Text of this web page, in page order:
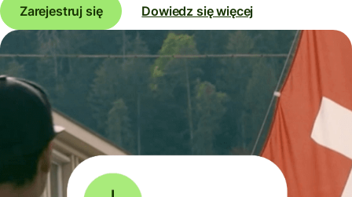
Zarejestruj się
Dowiedz się więcej